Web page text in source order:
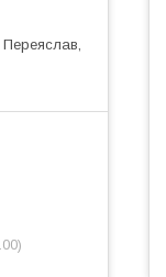
Переяслав,